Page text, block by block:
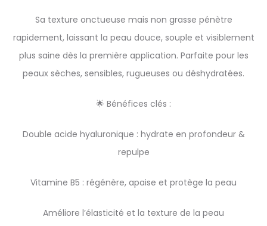
Sa texture onctueuse mais non grasse pénètre
rapidement, laissant la peau douce, souple et visiblement
plus saine dès la première application. Parfaite pour les
peaux sèches, sensibles, rugueuses ou déshydratées.
🌟 Bénéfices clés :
Double acide hyaluronique : hydrate en profondeur &
repulpe
Vitamine B5 : régénère, apaise et protège la peau
Améliore l’élasticité et la texture de la peau